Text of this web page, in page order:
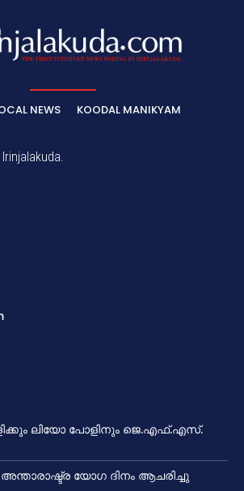
NEWS KOODAL MANIKYAM
ലിയോ പോളിനും ജെ.എഫ്.എസ്.
യോഗ ദിനം ആചരിച്ചു